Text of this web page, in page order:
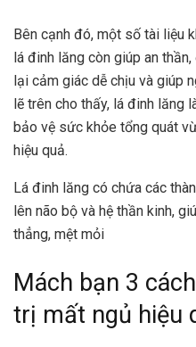
Bên cạnh đó, một số tài liệu
lá đinh lăng còn giúp an
lại cảm giác dễ chịu và giúp
lẽ trên cho thấy, lá đinh lăng
bảo vệ sức khỏe tổng quát
hiệu quả.
Lá đinh lăng có chứa các
lên não bộ và hệ thần kinh,
thẳng, mệt mỏi
Mách bạn 3
trị mất ngủ hiệu